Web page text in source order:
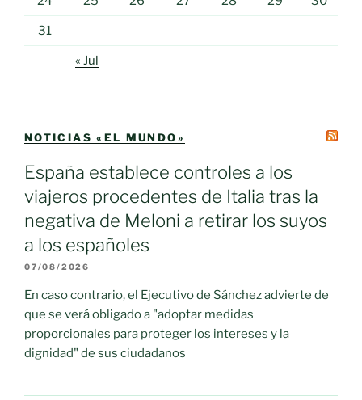
31
« Jul
NOTICIAS «EL MUNDO»
España establece controles a los
viajeros procedentes de Italia tras la
negativa de Meloni a retirar los suyos
a los españoles
07/08/2026
En caso contrario, el Ejecutivo de Sánchez advierte de
que se verá obligado a "adoptar medidas
proporcionales para proteger los intereses y la
dignidad" de sus ciudadanos